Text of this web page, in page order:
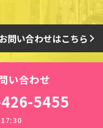
お問い合わせはこちら
い合わせ
5455